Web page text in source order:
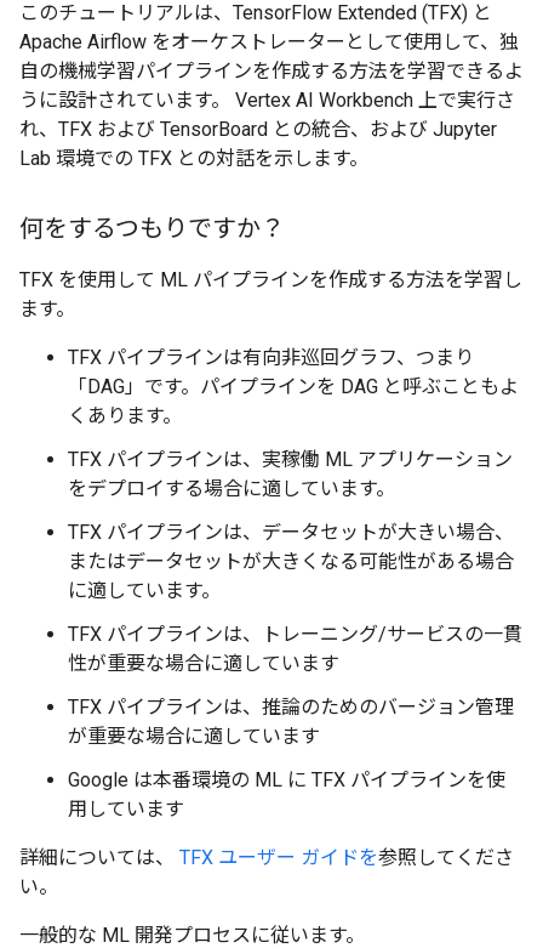
このチュートリアルは、TensorFlow Extended (TFX) と
Apache Airflow をオーケストレーターとして使用して、独
自の機械学習パイプラインを作成する方法を学習できるよ
うに設計されています。 Vertex AI Workbench 上で実行さ
れ、TFX および TensorBoard との統合、および Jupyter
Lab 環境での TFX との対話を示します。
何をするつもりですか？
TFX を使用して ML パイプラインを作成する方法を学習し
ます。
TFX パイプラインは有向非巡回グラフ、つまり
「DAG」です。パイプラインを DAG と呼ぶこともよ
くあります。
TFX パイプラインは、実稼働 ML アプリケーション
をデプロイする場合に適しています。
TFX パイプラインは、データセットが大きい場合、
またはデータセットが大きくなる可能性がある場合
に適しています。
TFX パイプラインは、トレーニング/サービスの一貫
性が重要な場合に適しています
TFX パイプラインは、推論のためのバージョン管理
が重要な場合に適しています
Google は本番環境の ML に TFX パイプラインを使
用しています
詳細については、 TFX ユーザー ガイドを参照してくださ
い。
一般的な ML 開発プロセスに従います。